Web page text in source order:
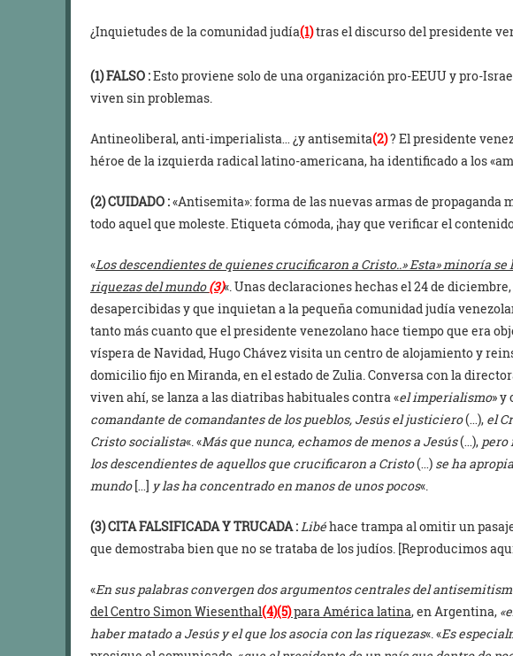
¿Inquietudes de la comunidad judía(1)tras el discurso del presidente
(1) FALSO :Esto proviene solo de una organización pro-EEUU y pro-
viven sin problemas.
Antineoliberal, anti-imperialista… ¿y antisemita(2)? El presidente
héroe de la izquierda radical latino-americana, ha identificado a los
(2)CUIDADO :«Antisemita»: forma de las nuevas armas de propaganda
todo aquel que moleste. Etiqueta cómoda, ¡hay que verificar el
«Los descendientes de quienes crucificaron a Cristo..» Esta» minoría se
riquezas del mundo(3)«. Unas declaraciones hechas el 24 de
desapercibidas y que inquietan a la pequeña comunidad judía
tanto más cuanto que el presidente venezolano hace tiempo que era
víspera de Navidad, Hugo Chávez visita un centro de alojamiento y
domicilio fijo en Miranda, en el estado de Zulia. Conversa con la
viven ahí, se lanza a las diatribas habituales contra «el imperialismo» y
comandante de comandantes de los pueblos, Jesús el justiciero(…), el
Cristo socialista«. «Más que nunca, echamos de menos a Jesús(…), pero
los descendientes de aquellos que crucificaron a Cristo(…) se ha
mundo[…] y las ha concentrado en manos de unos pocos«.
(3)CITA FALSIFICADA Y TRUCADA : Libéhace trampa al omitir un
que demostraba bien que no se trataba de los judíos. [Reproducimos
«En sus palabras convergen dos argumentos centrales del
del Centro Simon Wiesenthal(4)(5)para América latina, en Argentina,
haber matado a Jesús y el que los asocia con las riquezas«. «Es